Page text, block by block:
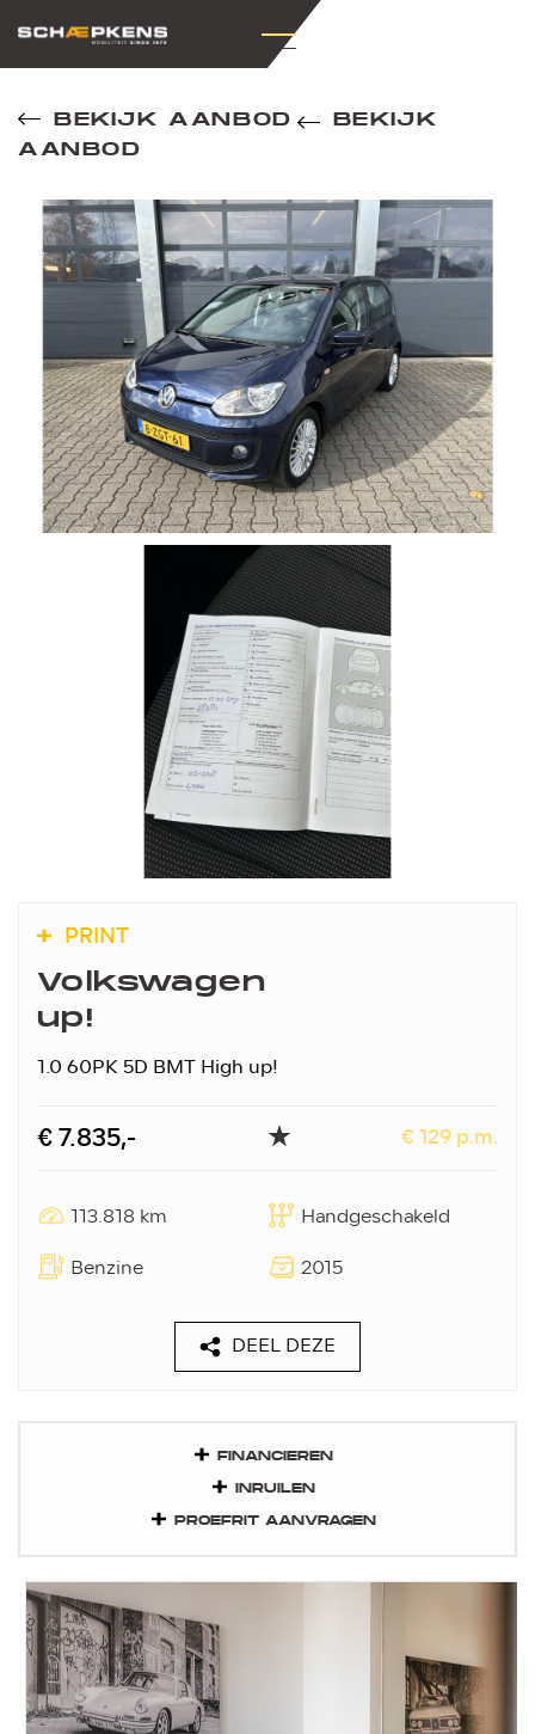
BEKIJK AANBOD
BEKIJK
AANBOD
PRINT
Volkswagen
up!
1.0 60PK 5D BMT High up!
€ 7.835,- € 129 p.m.
113.818 km
Handgeschakeld
Benzine
2015
DEEL DEZE
FINANCIEREN
INRUILEN
PROEFRIT AANVRAGEN